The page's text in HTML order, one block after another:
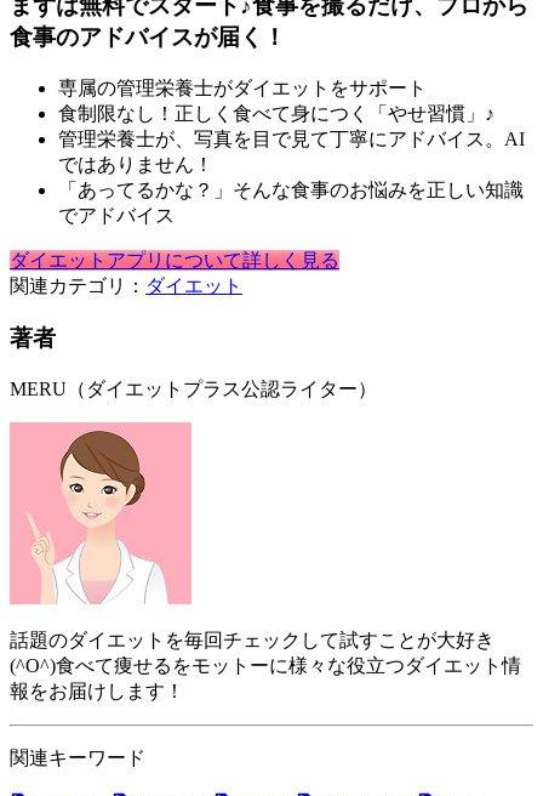
まずは無料でスタート♪食事を撮るだけ、プロから
食事のアドバイスが届く！
専属の管理栄養士がダイエットをサポート
食制限なし！正しく食べて身につく「やせ習慣」♪
管理栄養士が、写真を目で見て丁寧にアドバイス。AI
ではありません！
「あってるかな？」そんな食事のお悩みを正しい知識
でアドバイス
ダイエットアプリについて詳しく見る
関連カテゴリ： ダイエット
著者
MERU（ダイエットプラス公認ライター）
話題のダイエットを毎回チェックして試すことが大好き
(^O^)食べて痩せるをモットーに様々な役立つダイエット情
報をお届けします！
関連キーワード